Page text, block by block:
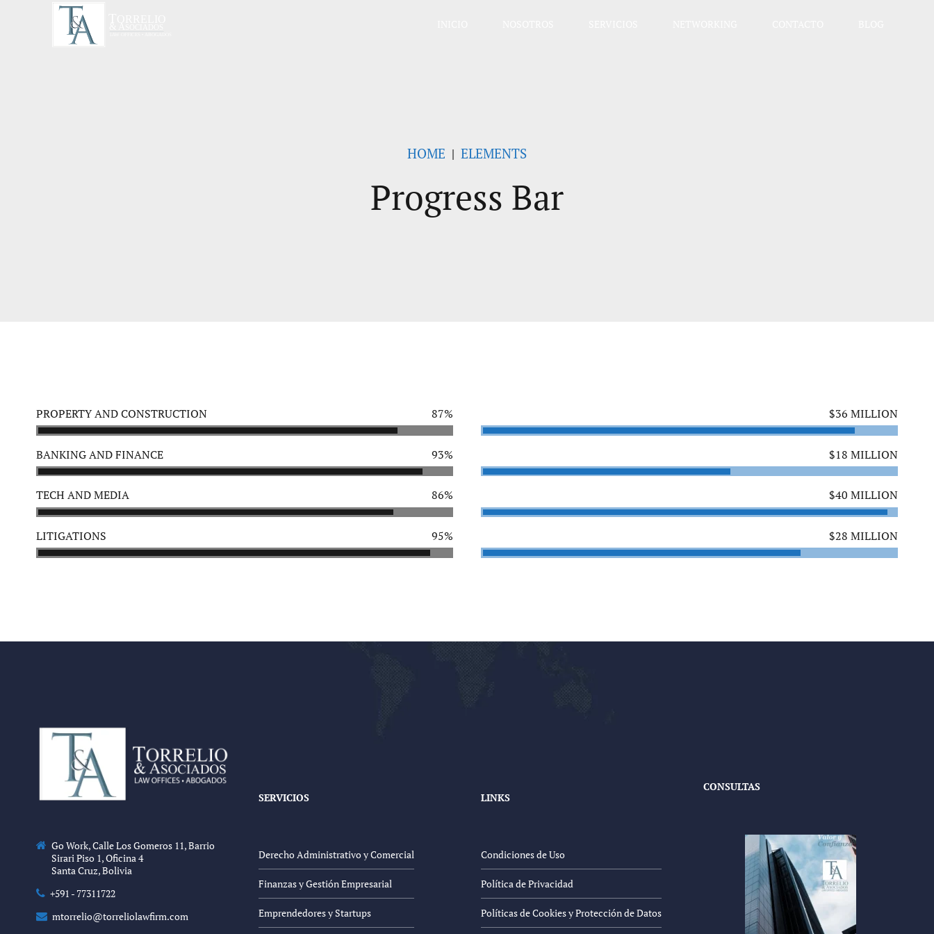
HOME ELEMENTS
Progress Bar
PROPERTY AND CONSTRUCTION 87%
BANKING AND FINANCE 93%
TECH AND MEDIA 86%
LITIGATIONS 95%
$36 MILLION
$18 MILLION
$40 MILLION
$28 MILLION
Go Work, Calle Los Gomeros 11, Barrio
Sirari Piso 1, Oficina 4
Santa Cruz, Bolivia
+591 - 77311722
mtorrelio@torreliolawfirm.com
SERVICIOS
Derecho Administrativo y Comercial
Finanzas y Gestión Empresarial
Emprendedores y Startups
LINKS
Condiciones de Uso
Política de Privacidad
Políticas de Cookies y Protección de Datos
CONSULTAS